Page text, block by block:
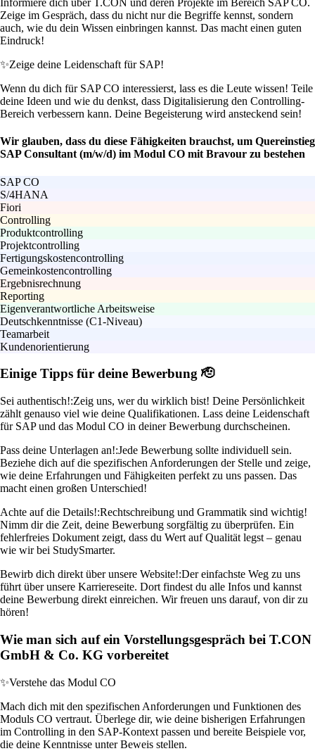
Informiere dich über T.CON und deren Projekte im Bereich SAP CO.
Zeige im Gespräch, dass du nicht nur die Begriffe kennst, sondern
auch, wie du dein Wissen einbringen kannst. Das macht einen guten
Eindruck!
✨Zeige deine Leidenschaft für SAP!
Wenn du dich für SAP CO interessierst, lass es die Leute wissen! Teile
deine Ideen und wie du denkst, dass Digitalisierung den Controlling-
Bereich verbessern kann. Deine Begeisterung wird ansteckend sein!
Wir glauben, dass du diese Fähigkeiten brauchst, um Quereinstieg
SAP Consultant (m/w/d) im Modul CO mit Bravour zu bestehen
SAP CO
S/4HANA
Fiori
Controlling
Produktcontrolling
Projektcontrolling
Fertigungskostencontrolling
Gemeinkostencontrolling
Ergebnisrechnung
Reporting
Eigenverantwortliche Arbeitsweise
Deutschkenntnisse (C1-Niveau)
Teamarbeit
Kundenorientierung
Einige Tipps für deine Bewerbung 🫡
Sei authentisch!:Zeig uns, wer du wirklich bist! Deine Persönlichkeit
zählt genauso viel wie deine Qualifikationen. Lass deine Leidenschaft
für SAP und das Modul CO in deiner Bewerbung durchscheinen.
Pass deine Unterlagen an!:Jede Bewerbung sollte individuell sein.
Beziehe dich auf die spezifischen Anforderungen der Stelle und zeige,
wie deine Erfahrungen und Fähigkeiten perfekt zu uns passen. Das
macht einen großen Unterschied!
Achte auf die Details!:Rechtschreibung und Grammatik sind wichtig!
Nimm dir die Zeit, deine Bewerbung sorgfältig zu überprüfen. Ein
fehlerfreies Dokument zeigt, dass du Wert auf Qualität legst – genau
wie wir bei StudySmarter.
Bewirb dich direkt über unsere Website!:Der einfachste Weg zu uns
führt über unsere Karriereseite. Dort findest du alle Infos und kannst
deine Bewerbung direkt einreichen. Wir freuen uns darauf, von dir zu
hören!
Wie man sich auf ein Vorstellungsgespräch bei T.CON
GmbH & Co. KG vorbereitet
✨Verstehe das Modul CO
Mach dich mit den spezifischen Anforderungen und Funktionen des
Moduls CO vertraut. Überlege dir, wie deine bisherigen Erfahrungen
im Controlling in den SAP-Kontext passen und bereite Beispiele vor,
die deine Kenntnisse unter Beweis stellen.